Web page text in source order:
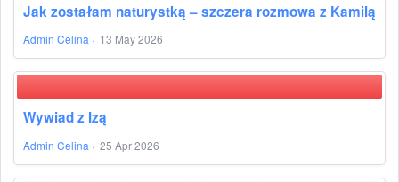
Jak zostałam naturystką – szczera rozmowa z Kamilą
Admin Celina · 13 May 2026
Wywiad z Izą
Admin Celina · 25 Apr 2026